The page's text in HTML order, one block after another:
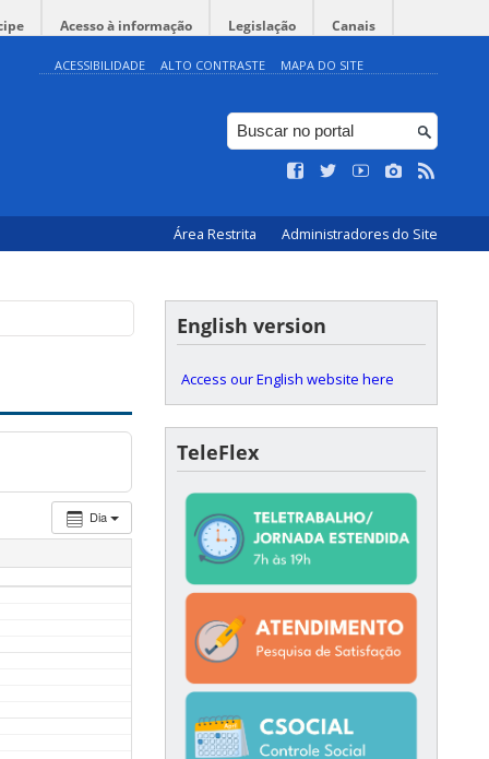
Acesso à informação Legislação Canais
ACESSIBILIDADE ALTO CONTRASTE MAPA DO SITE
Área Restrita Administradores do Site
Dia
English version
Access our English website here
TeleFlex